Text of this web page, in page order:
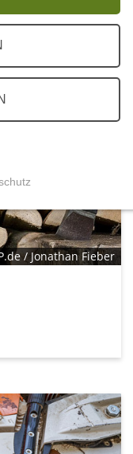
/ Jonathan Fieber
grundlegende
Funktion